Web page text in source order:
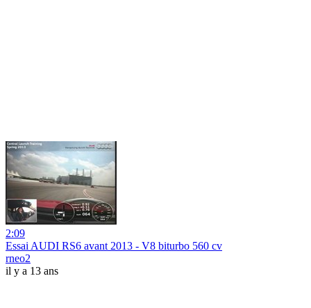
2:09
Essai AUDI RS6 avant 2013 - V8 biturbo 560 cv
rneo2
il y a 13 ans